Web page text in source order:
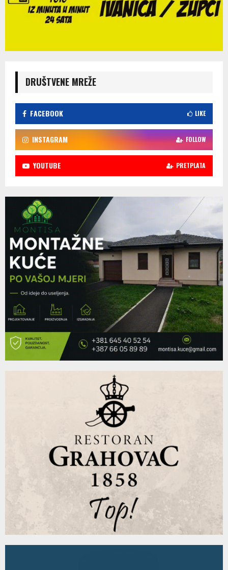
DRUŠTVENE MREŽE
FACEBOOK LIKE
INSTAGRAM FOLLOW
YOUTUBE PRETPLATA